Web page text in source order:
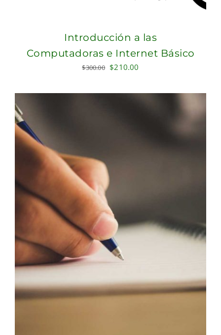
Introducción a las
Computadoras e Internet Básico
$300.00 Original
was:
$210.00
is: